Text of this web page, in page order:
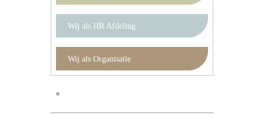
Wij als HR Afdeling
Wij als Organisatie